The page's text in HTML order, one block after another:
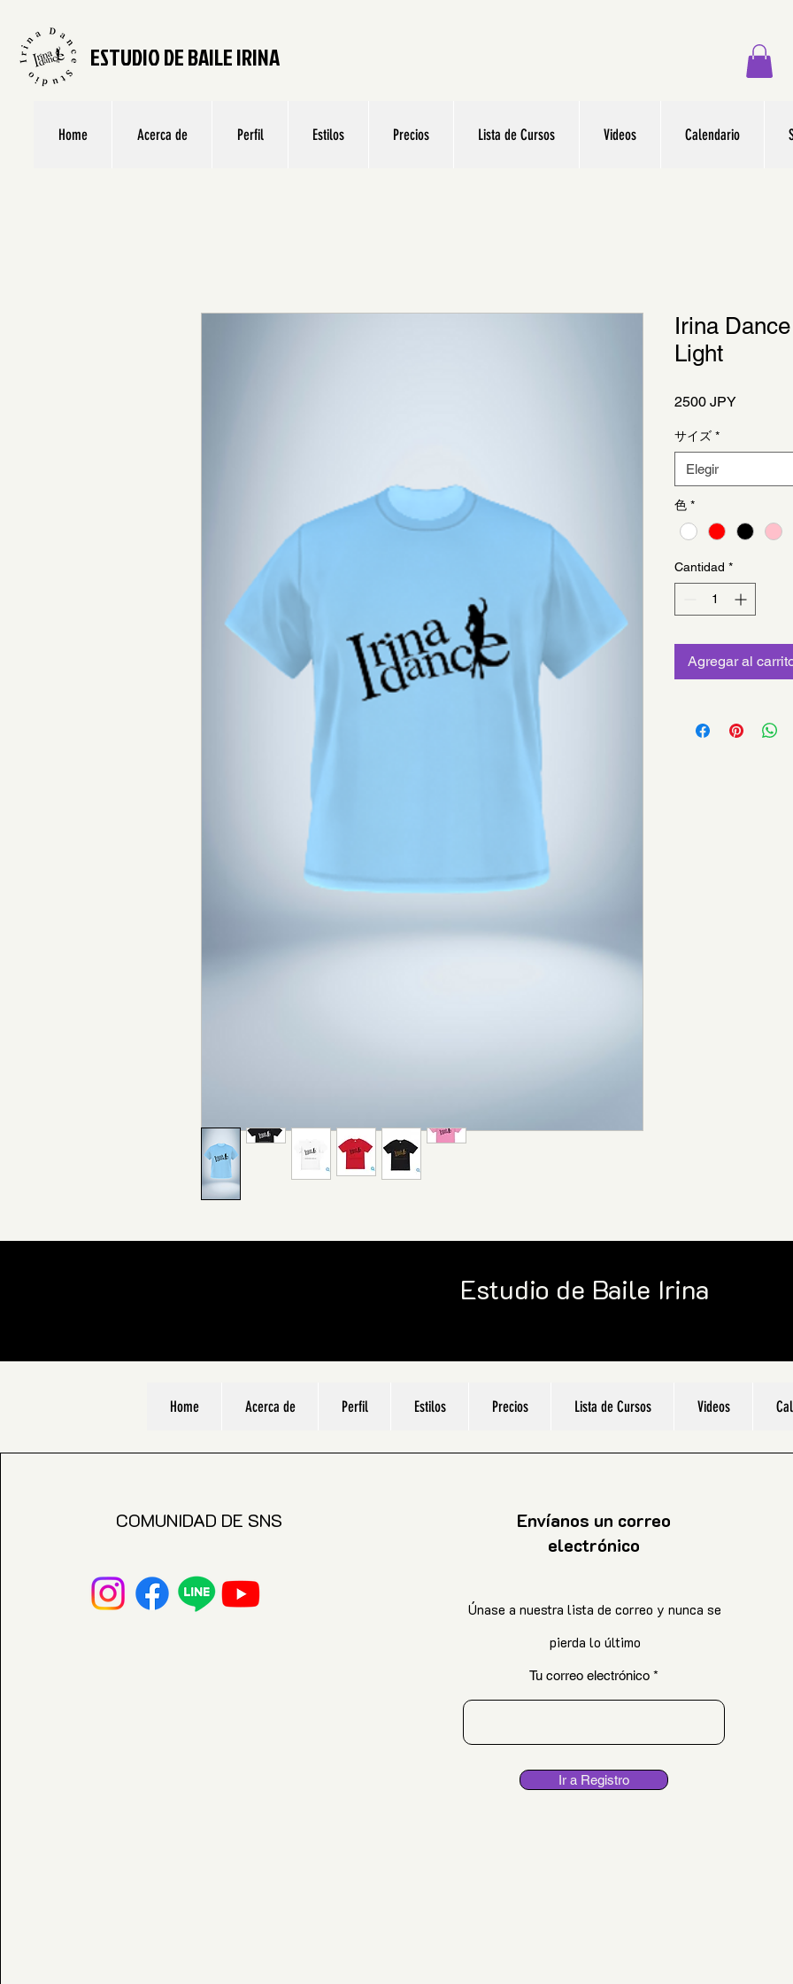
ESTUDIO DE BAILE IRINA
Home Acerca de Perfil Estilos Precios Lista de Cursos Videos Calendario
Irina
Light
2500 JPYPrecio
サイズ *
Elegir
色 *
Cantidad *
Agregar al
Estudio de Baile Irina
Home Acerca de Perfil Estilos Precios Lista de Cursos Videos
COMUNIDAD DE SNS
Envíanos un correo
electrónico
Únase a nuestra lista de correo y nunca se
pierda lo último
Tu correo electrónico
Ir a Registro